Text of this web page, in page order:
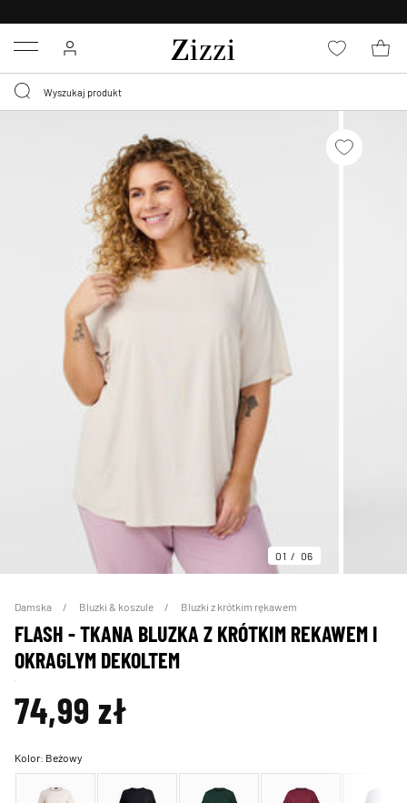
Menu
01 06
Damska Bluzki & koszule Bluzki z krótkim rękawem
FLASH - TKANA BLUZKA Z KRÓTKIM REKAWEM I
OKRAGLYM DEKOLTEM
74,99 zł
Kolor: Beżowy